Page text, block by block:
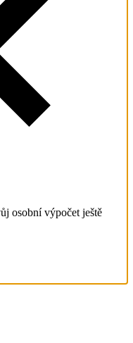
osobní výpočet ještě